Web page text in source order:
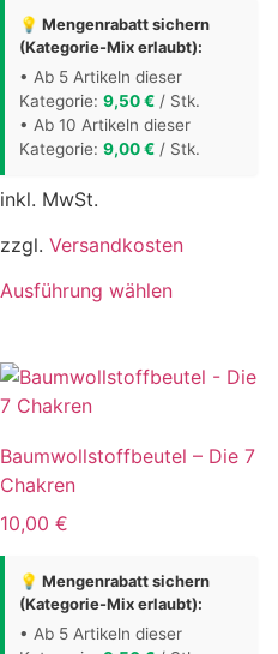
💡 Mengenrabatt sichern
(Kategorie-Mix erlaubt):
• Ab 5 Artikeln dieser
Kategorie: 9,50€ / Stk.
• Ab 10 Artikeln dieser
Kategorie: 9,00€ / Stk.
inkl. MwSt.
zzgl. Versandkosten
Ausführung wählenDieses
mehrere
Die
der
Produktseite
gewählt
Baumwollstoffbeutel – Die 7
Chakren
10,00 €
💡 Mengenrabatt sichern
(Kategorie-Mix erlaubt):
• Ab 5 Artikeln dieser